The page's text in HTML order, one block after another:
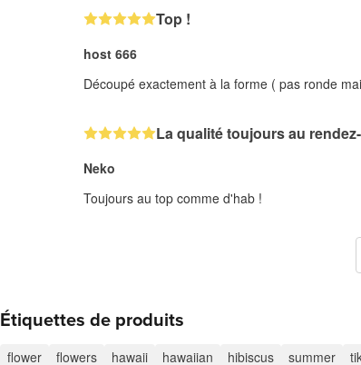
Top !
host 666
Découpé exactement à la forme ( pas ronde
La qualité toujours au
Neko
Toujours au top comme d'hab !
Étiquettes de produits
flower flowers hawaii hawaiian hibiscus summer